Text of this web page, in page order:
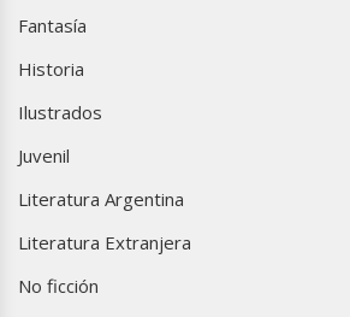
Fantasía
Historia
Ilustrados
Juvenil
Literatura Argentina
Literatura Extranjera
No ficción